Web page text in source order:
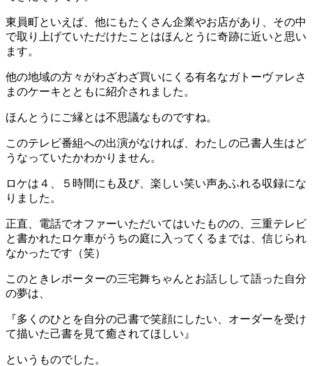
東員町といえば、他にもたくさん企業やお店があり、その中
で取り上げていただけたことはほんとうに奇跡に近いと思い
ます。
他の地域の方々がわざわざ買いにくる有名なガトーヴァレさ
まのケーキとともに紹介されました。
ほんとうにご縁とは不思議なものですね。
このテレビ番組への出演がなければ、わたしの己書人生はど
うなっていたかわかりません。
ロケは４、５時間にも及び、楽しい笑い声あふれる収録にな
りました。
正直、電話でオファーいただいてはいたものの、三重テレビ
と書かれたロケ車がうちの庭に入ってくるまでは、信じられ
なかったです（笑）
このときレポーターの三宅舞ちゃんとお話しして語った自分
の夢は、
『多くのひとを自分の己書で笑顔にしたい、オーダーを受け
て描いた己書を見て癒されてほしい』
というものでした。